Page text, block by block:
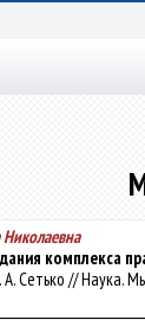
комплекса
А. Сетько // Наука.